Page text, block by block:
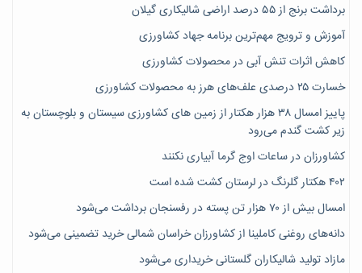
برداشت برنج از ۵۵ درصد اراضی شالیکاری گیلان
آموزش و ترویج مهم‌ترین برنامه جهاد کشاورزی
کاهش اثرات تنش آبی در محصولات کشاورزی
خسارت ۲۵ درصدی علف‌های هرز به محصولات کشاورزی
پاییز امسال ۳۸ هزار هکتار از زمین های کشاورزی سیستان و بلوچستان به
زیر کشت گندم می‌رود
کشاورزان در ساعات اوج گرما آبیاری نکنند
۴۰۲ هکتار گلرنگ در لرستان کشت شده است
امسال بیش از ۷۰ هزار تن پسته در رفسنجان برداشت می‌شود
دانه‌های روغنی کاملینا از کشاورزان خراسان شمالی خرید تضمینی می‌شود
مازاد تولید شالیکاران گلستانی خریداری می‌شود